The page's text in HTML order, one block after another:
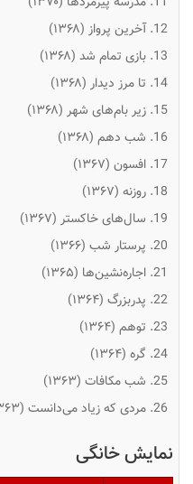
آخرین پرواز (۱۳۶۸)
بازی تمام شد (۱۳۶۸)
تا مرز دیدار (۱۳۶۸)
زیر بام‌های شهر (۱۳۶۸)
شب دهم (۱۳۶۸)
افسون (۱۳۶۷)
روزنه (۱۳۶۷)
سال‌های خاکستر (۱۳۶۷)
پرستار شب (۱۳۶۶)
اجاره‌نشین‌ها (۱۳۶۵)
پدربزرگ (۱۳۶۴)
توهم (۱۳۶۴)
گره (۱۳۶۴)
شب مکافات (۱۳۶۳)
مردی که زیاد می‌دانست (۱۳۶۳)
نمایش خانگی